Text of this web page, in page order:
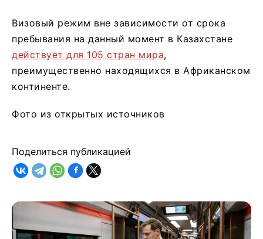
Визовый режим вне зависимости от срока
пребывания на данный момент в Казахстане
действует для 105 стран мира,
преимущественно находящихся в Африканском
континенте.
Фото из открытых источников
Поделиться публикацией